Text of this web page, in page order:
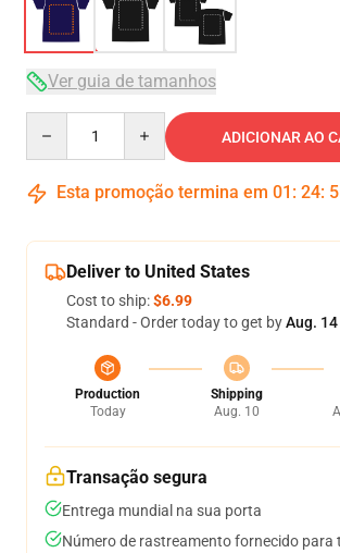
Ver guia de tamanhos
ADICIONAR AO
Esta promoção termina em 01 : 24:
Deliver to United States
Cost to ship:$6.99
Standard - Order today to get byAug. 14
Production
Today
Shipping
Aug. 10
Transação segura
Entrega mundial na sua porta
Número de rastreamento fornecido para